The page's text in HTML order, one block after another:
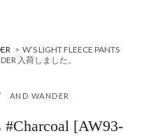
> W’S LIGHT FLEECE PANTS
入荷しました。
AND WANDER
#Charcoal [AW93-